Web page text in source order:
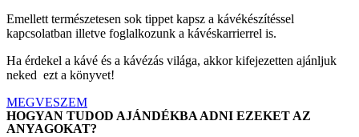
Emellett természetesen sok tippet kapsz a kávékészítéssel
kapcsolatban illetve foglalkozunk a kávéskarrierrel is.
Ha érdekel a kávé és a kávézás világa, akkor kifejezetten ajánljuk
neked ezt a könyvet!
MEGVESZEM
HOGYAN TUDOD AJÁNDÉKBA ADNI EZEKET AZ
ANYAGOKAT?